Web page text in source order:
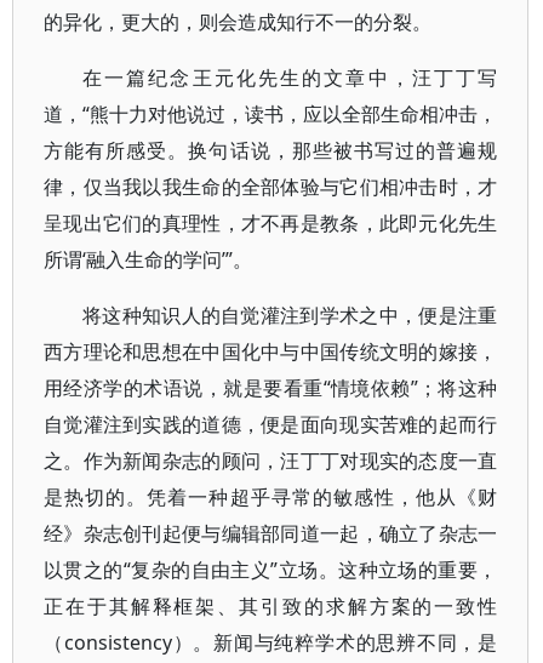
的异化，更大的，则会造成知行不一的分裂。
在一篇纪念王元化先生的文章中，汪丁丁写
道，“熊十力对他说过，读书，应以全部生命相冲击，
方能有所感受。换句话说，那些被书写过的普遍规
律，仅当我以我生命的全部体验与它们相冲击时，才
呈现出它们的真理性，才不再是教条，此即元化先生
所谓‘融入生命的学问’”。
将这种知识人的自觉灌注到学术之中，便是注重
西方理论和思想在中国化中与中国传统文明的嫁接，
用经济学的术语说，就是要看重“情境依赖”；将这种
自觉灌注到实践的道德，便是面向现实苦难的起而行
之。作为新闻杂志的顾问，汪丁丁对现实的态度一直
是热切的。凭着一种超乎寻常的敏感性，他从《财
经》杂志创刊起便与编辑部同道一起，确立了杂志一
以贯之的“复杂的自由主义”立场。这种立场的重要，
正在于其解释框架、其引致的求解方案的一致性
（consistency）。新闻与纯粹学术的思辨不同，是